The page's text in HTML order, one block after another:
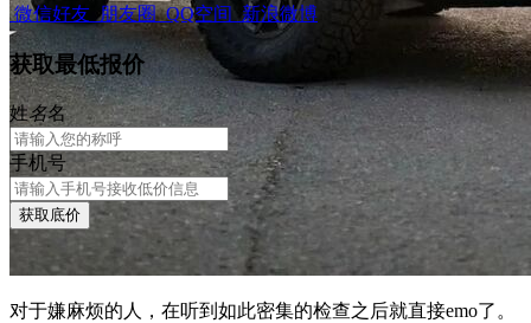
对于嫌麻烦的人，在听到如此密集的检查之后就直接emo了。
微信好友 朋友圈 QQ空间 新浪微博
获取最低报价
姓名名
手机号
获取底价